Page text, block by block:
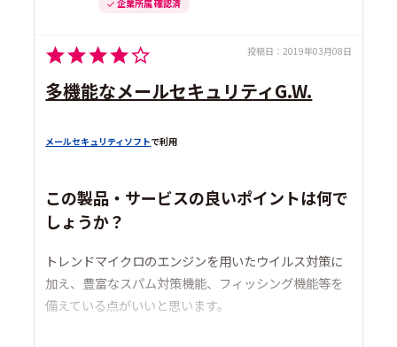
企業所属 確認済
投稿日： 2019年03月08日
多機能なメールセキュリティG.W.
メールセキュリティソフトで利用
この製品・サービスの良いポイントは何で
しょうか？
トレンドマイクロのエンジンを用いたウイルス対策に
加え、豊富なスパム対策機能、フィッシング機能等を
備えている点がいいと思います。